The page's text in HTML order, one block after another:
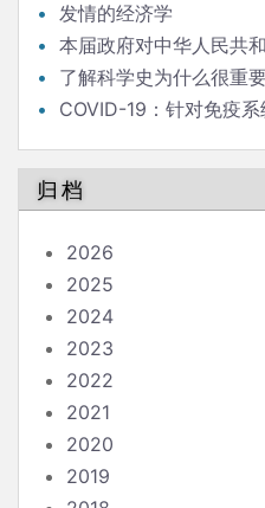
发情的经济学
本届政府对中华人民共
了解科学史为什么很重
COVID-19：针对免疫
归档
2026
2025
2024
2023
2022
2021
2020
2019